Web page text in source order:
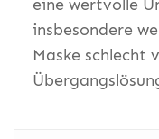
eine wertvolle
insbesondere
Maske schlecht